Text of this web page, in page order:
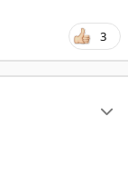
3